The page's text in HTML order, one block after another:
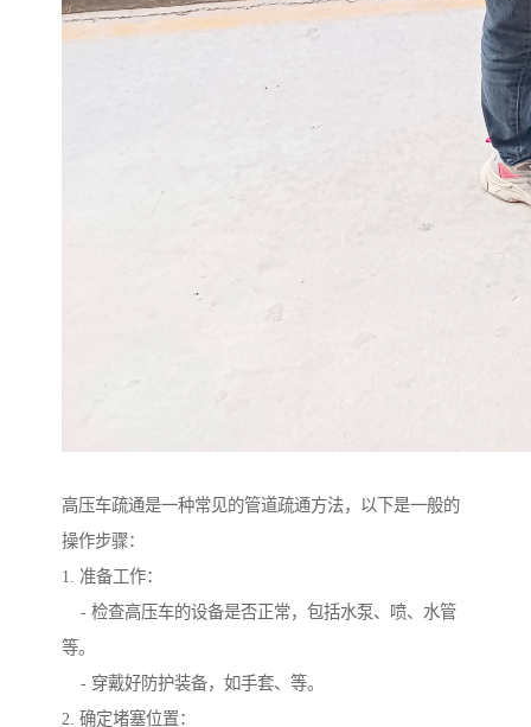
高压车疏通是一种常见的管道疏通方法，以下是一般的
操作步骤：
1. 准备工作：
- 检查高压车的设备是否正常，包括水泵、喷、水管
等。
- 穿戴好防护装备，如手套、等。
2. 确定堵塞位置：